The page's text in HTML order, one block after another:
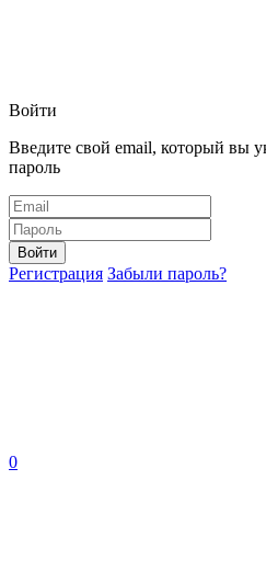
Войти
Введите свой email, который вы
пароль
Войти
Регистрация Забыли пароль?
0